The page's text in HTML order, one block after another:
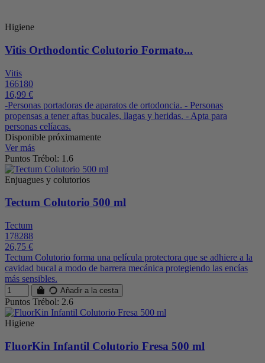
Higiene
Vitis Orthodontic Colutorio Formato...
Vitis
166180
16,99 €
-Personas portadoras de aparatos de ortodoncia. - Personas
propensas a tener aftas bucales, llagas y heridas. - Apta para
personas celíacas.
Disponible próximamente
Ver más
Puntos Trébol: 1.6
Enjuagues y colutorios
Tectum Colutorio 500 ml
Tectum
178288
26,75 €
Tectum Colutorio forma una película protectora que se adhiere a la
cavidad bucal a modo de barrera mecánica protegiendo las encías
más sensibles.
Añadir a la cesta
Puntos Trébol: 2.6
Higiene
FluorKin Infantil Colutorio Fresa 500 ml